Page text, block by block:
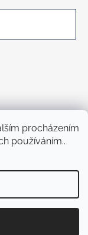
procházením
používáním..
vyhrazena.